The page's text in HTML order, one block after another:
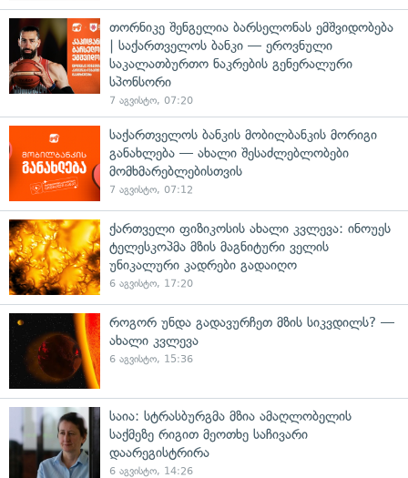
თორნიკე შენგელია ბარსელონას ემშვიდობება
| საქართველოს ბანკი — ეროვნული
საკალათბურთო ნაკრების გენერალური
სპონსორი
7 აგვისტო, 07:20
საქართველოს ბანკის მობილბანკის მორიგი
განახლება — ახალი შესაძლებლობები
მომხმარებლებისთვის
7 აგვისტო, 07:12
ქართველი ფიზიკოსის ახალი კვლევა: ინოუეს
ტელესკოპმა მზის მაგნიტური ველის
უნიკალური კადრები გადაიღო
6 აგვისტო, 17:20
როგორ უნდა გადავურჩეთ მზის სიკვდილს? —
ახალი კვლევა
6 აგვისტო, 15:36
საია: სტრასბურგმა მზია ამაღლობელის
საქმეზე რიგით მეოთხე საჩივარი
დაარეგისტრირა
6 აგვისტო, 14:26